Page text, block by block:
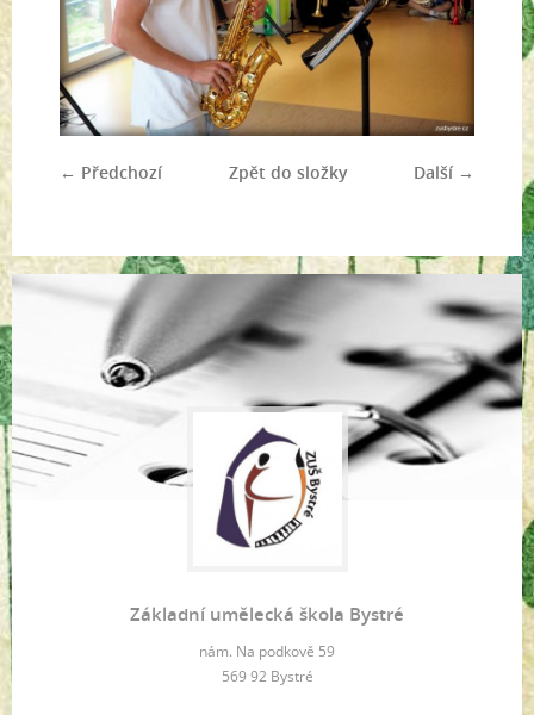
← Předchozí Další →
Zpět do složky
Základní umělecká škola Bystré
nám. Na podkově 59
569 92 Bystré